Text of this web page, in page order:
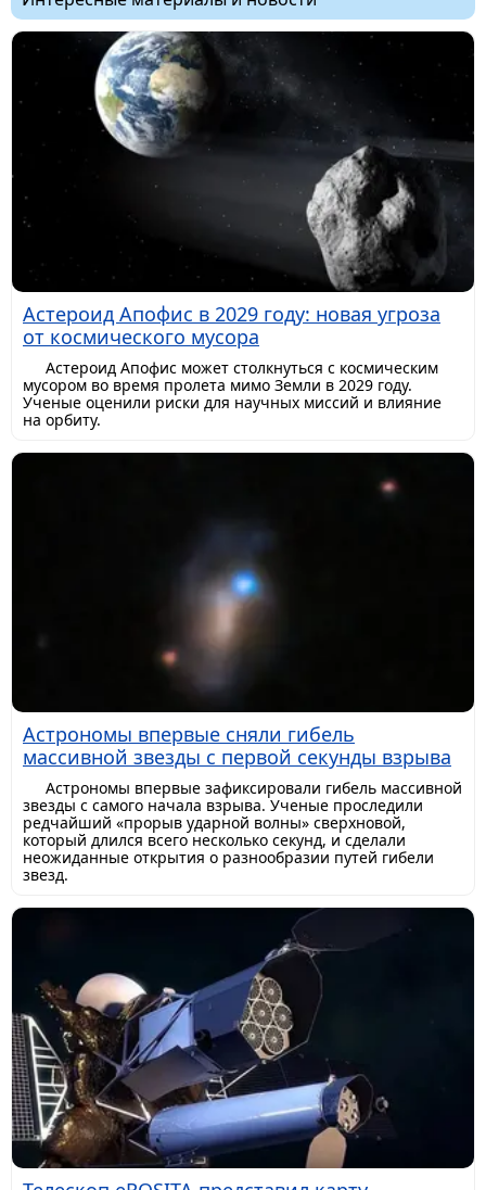
Астероид Апофис в 2029 году: новая угроза
от космического мусора
Астероид Апофис может столкнуться с космическим
мусором во время пролета мимо Земли в 2029 году.
Ученые оценили риски для научных миссий и влияние
на орбиту.
Астрономы впервые сняли гибель
массивной звезды с первой секунды взрыва
Астрономы впервые зафиксировали гибель массивной
звезды с самого начала взрыва. Ученые проследили
редчайший «прорыв ударной волны» сверхновой,
который длился всего несколько секунд, и сделали
неожиданные открытия о разнообразии путей гибели
звезд.